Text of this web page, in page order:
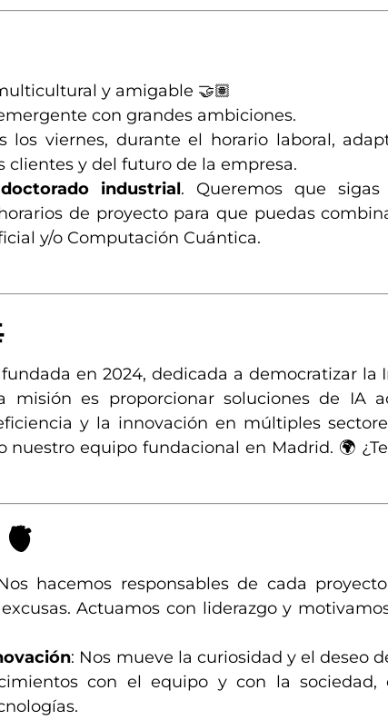
y amigable 🤝🏽
con grandes ambiciones.
los viernes, durante el horario laboral,
clientes y del futuro de la empresa.
industrial. Queremos que
de proyecto para que puedas
y/o Computación Cuántica.
en 2024, dedicada a democratizar la
misión es proporcionar soluciones de IA
y la innovación en múltiples
nuestro equipo fundacional en Madrid. 🌍
🫀
hacemos responsables de cada
Actuamos con liderazgo y
: Nos mueve la curiosidad y el deseo
con el equipo y con la sociedad,